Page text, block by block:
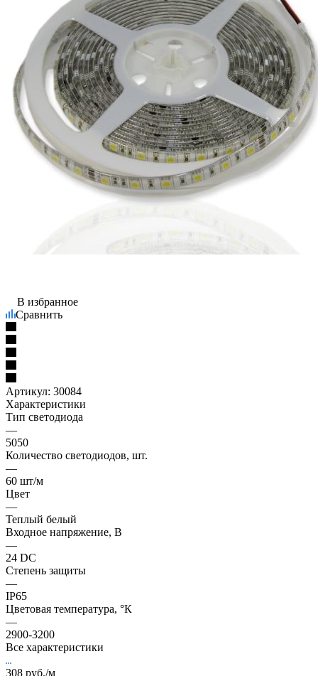
В избранное
Сравнить
Артикул: 30084
Характеристики
Тип светодиода
—
5050
Количество светодиодов, шт.
—
60 шт/м
Цвет
—
Теплый белый
Входное напряжение, В
—
24 DC
Степень защиты
—
IP65
Цветовая температура, °К
—
2900-3200
Все характеристики
308 руб./м